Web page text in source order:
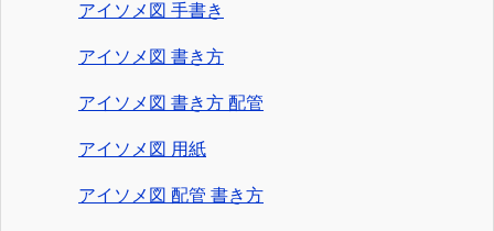
アイソメ図 手書き
アイソメ図 書き方
アイソメ図 書き方 配管
アイソメ図 用紙
アイソメ図 配管 書き方